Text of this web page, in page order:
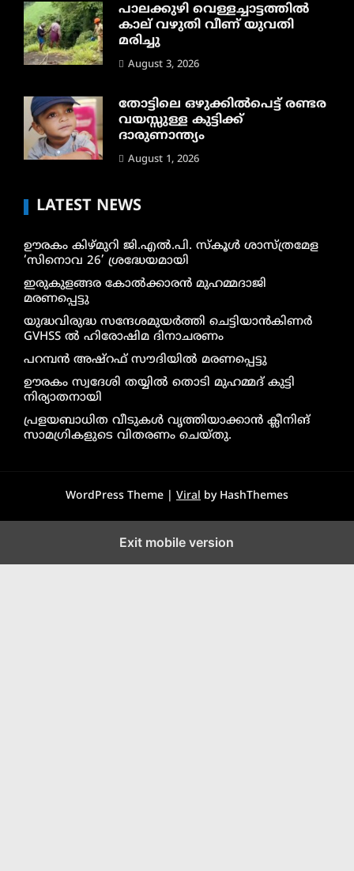
പാലക്കുഴി വെള്ളച്ചാട്ടത്തില്‍
കാല് വഴുതി വീണ് യുവതി
മരിച്ചു
August 3, 2026
തോട്ടിലെ ഒഴുക്കിൽപെട്ട് രണ്ടര
വയസ്സുള്ള കുട്ടിക്ക്
ദാരുണാന്ത്യം
August 1, 2026
LATEST NEWS
ഊരകം കിഴ്മുറി ജി.എൽ.പി. സ്കൂൾ ശാസ്ത്രമേള
‘സിനൊവ 26’ ശ്രദ്ധേയമായി
ഇരുകുളങ്ങര കോൽക്കാരൻ മുഹമ്മദാജി
മരണപ്പെട്ടു
യുദ്ധവിരുദ്ധ സന്ദേശമുയർത്തി ചെട്ടിയാൻകിണർ
GVHSS ൽ ഹിരോഷിമ ദിനാചരണം
പറമ്പൻ അഷ്‌റഫ് സൗദിയിൽ മരണപ്പെട്ടു
ഊരകം സ്വദേശി തയ്യിൽ തൊടി മുഹമ്മദ് കുട്ടി
നിര്യാതനായി
പ്രളയബാധിത വീടുകൾ വൃത്തിയാക്കാൻ ക്ലീനിങ്
സാമഗ്രികളുടെ വിതരണം ചെയ്തു.
WordPress Theme | Viral by HashThemes
Exit mobile version